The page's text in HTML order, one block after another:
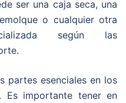
ser una caja seca, una
o cualquier otra
según las
partes esenciales en los
Es importante tener en